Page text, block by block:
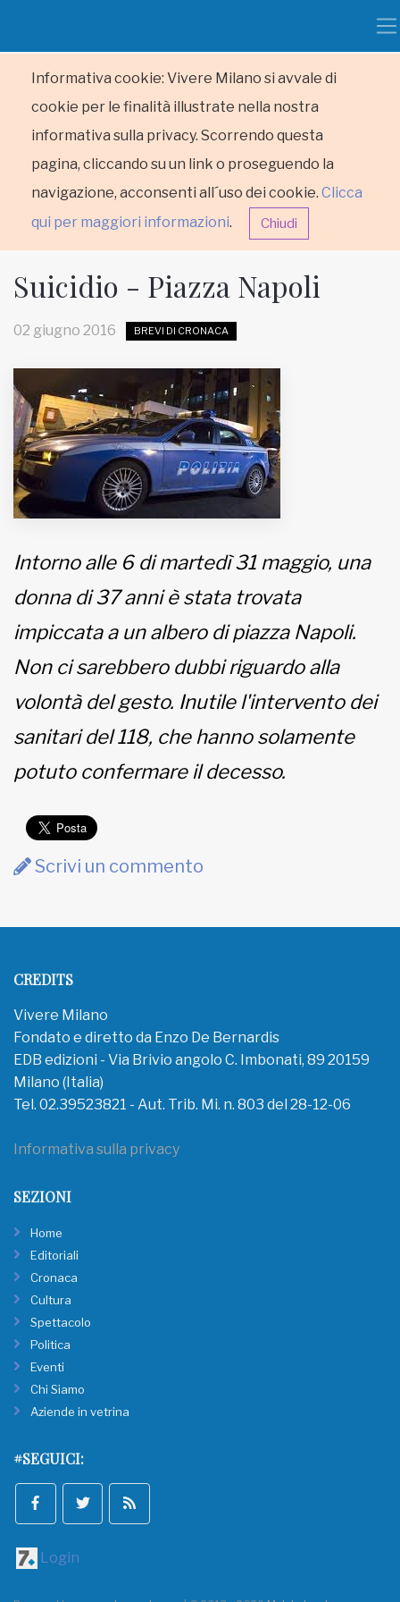
Informativa cookie: Vivere Milano si avvale di
cookie per le finalità illustrate nella nostra
informativa sulla privacy. Scorrendo questa
pagina, cliccando su un link o proseguendo la
navigazione, acconsenti all´uso dei cookie. Clicca
qui per maggiori informazioni. Chiudi
RUBRICHE
MUNICIPI
Inviateci le vostre segnalazioni
www.viveremilano.info
Bernardis
EDB edizioni - Via Brivio angolo C.
Imbonati, 89 20159 Milano (Italia)
Informativa sulla privacy
Suicidio - Piazza Napoli
02 giugno 2016 BREVI DI CRONACA
Intorno alle 6 di martedì 31 maggio, una
donna di 37 anni è stata trovata
impiccata a un albero di piazza Napoli.
Non ci sarebbero dubbi riguardo alla
volontà del gesto. Inutile l'intervento dei
sanitari del 118, che hanno solamente
potuto confermare il decesso.
Scrivi un commento
CREDITS
Vivere Milano
Fondato e diretto da Enzo De Bernardis
EDB edizioni - Via Brivio angolo C. Imbonati, 89 20159
Milano (Italia)
Tel. 02.39523821 - Aut. Trib. Mi. n. 803 del 28-12-06
Informativa sulla privacy
SEZIONI
Home
Editoriali
Cronaca
Cultura
Spettacolo
Politica
Eventi
Chi Siamo
Aziende in vetrina
#SEGUICI:
Login